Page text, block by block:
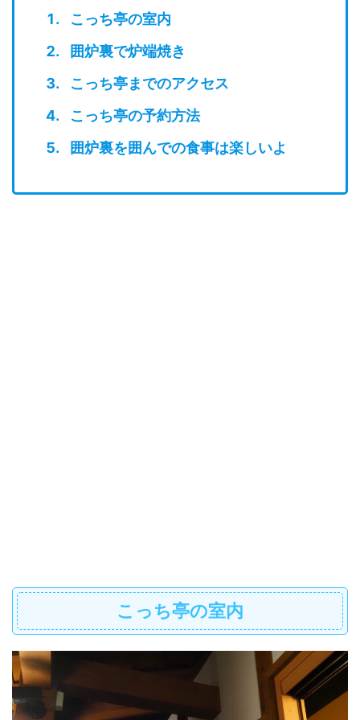
こっち亭の室内
囲炉裏で炉端焼き
こっち亭までのアクセス
こっち亭の予約方法
囲炉裏を囲んでの食事は楽しいよ
こっち亭の室内